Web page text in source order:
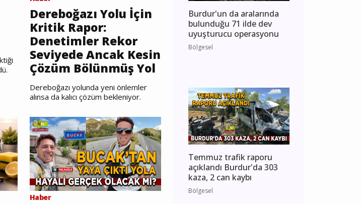
Dereboğazı Yolu İçin
Kritik Rapor:
Denetimler Rekor
Seviyede Ancak Kesin
Çözüm Bölünmüş Yol
Dereboğazı yolunda yeni önlemler
alınsa da kalıcı çözüm bekleniyor.
Haber
Burdur'un da aralarında
bulunduğu 71 ilde dev
uyuşturucu operasyonu
Bölgesel
Temmuz trafik raporu
açıklandı Burdur'da 303
kaza, 2 can kaybı
Bölgesel